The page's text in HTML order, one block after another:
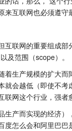
互联网也必须遵守
互联网的重要组成
及范围（scope）。
着生产规模的扩大
就会越低（即使不
网这个行业，强者
生产而实现的经济
度怎么会和阿里巴